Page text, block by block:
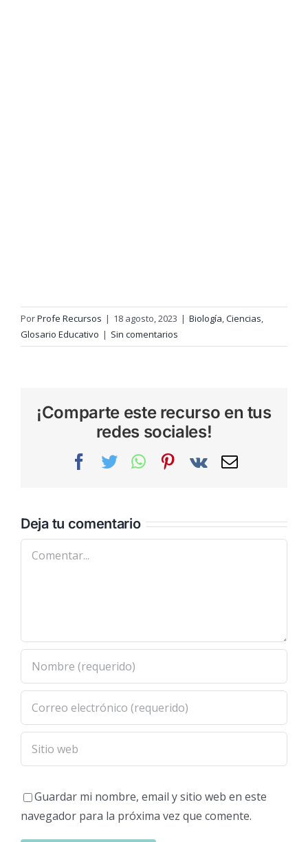
PorProfe Recursos | 18 agosto, 2023 | Biología,Ciencias,
Glosario Educativo | Sin comentarios
¡Comparte este recurso en tus
redes sociales!
Facebook
TwitterWhatsAppPinterest
Vk
Correo
Deja tu comentario
Comentar
Guardar mi nombre, email y sitio web en este
navegador para la próxima vez que comente.